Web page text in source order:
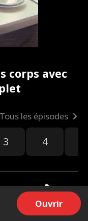
corps avec
Tous les épisodes
3 4
Partager
Ouvrir